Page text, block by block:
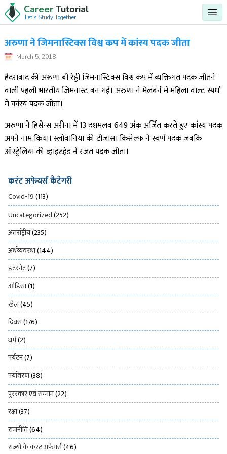
Career Tutorial
Let's Study Together
अरुणा ने जिमनास्टिक्स विश्व कप में कांस्य पदक जीता
March 5, 2018
हैदराबाद की अरूणा बी रेड्डी जिमनास्टिक्स विश्व कप में व्यक्तिगत पदक जीतने
वाली पहली भारतीय जिमनास्ट बन गईं। अरुणा ने मेलबर्न में महिला वाल्ट स्पर्धा
में कांस्य पदक जीता।
अरुणा ने हिसेन्स अरीना में 13 दशमलव 649 अंक अर्जित करते हुए कांस्य पदक
अपने नाम किया। स्लोवानिया की टीजासा किसेल्फ ने स्वर्ण पदक जबकि
ऑस्ट्रेलिया की व्हाइटहेड ने रजत पदक जीता।
करंट अफेयर्स कैटेगरी
Covid-19(113)
Uncategorized(252)
अंतर्राष्ट्रीय(235)
अर्थव्यवस्था(144)
इंटरनेट(7)
ओड़िसा(1)
खेल(45)
दिवस(176)
धर्म(2)
पर्यटन(7)
पर्यावरण(38)
पुरस्कार एवं सम्मान(22)
रक्षा(37)
राजनीति(64)
राज्यों के करंट अफेयर्स(46)